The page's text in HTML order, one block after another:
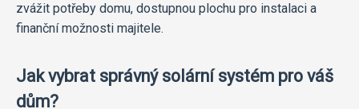
zvážit potřeby domu, dostupnou plochu pro instalaci a
finanční možnosti majitele.
Jak vybrat správný solární systém pro váš
dům?